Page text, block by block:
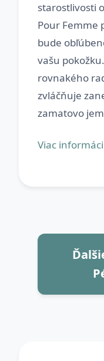
starostlivosti
Pour Femme
bude
vašu
rovnakého
zvláčňuje